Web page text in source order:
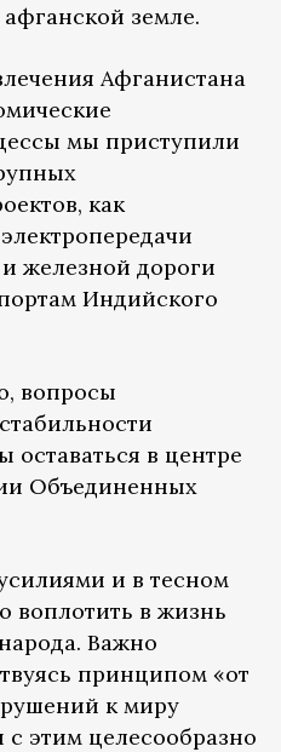
земле.
Афганистана
мы приступили
как
железной дороги
Индийского
вопросы
в центре
Объединенных
и в тесном
воплотить в жизнь
Важно
принципом «от
к миру
этим целесообразно